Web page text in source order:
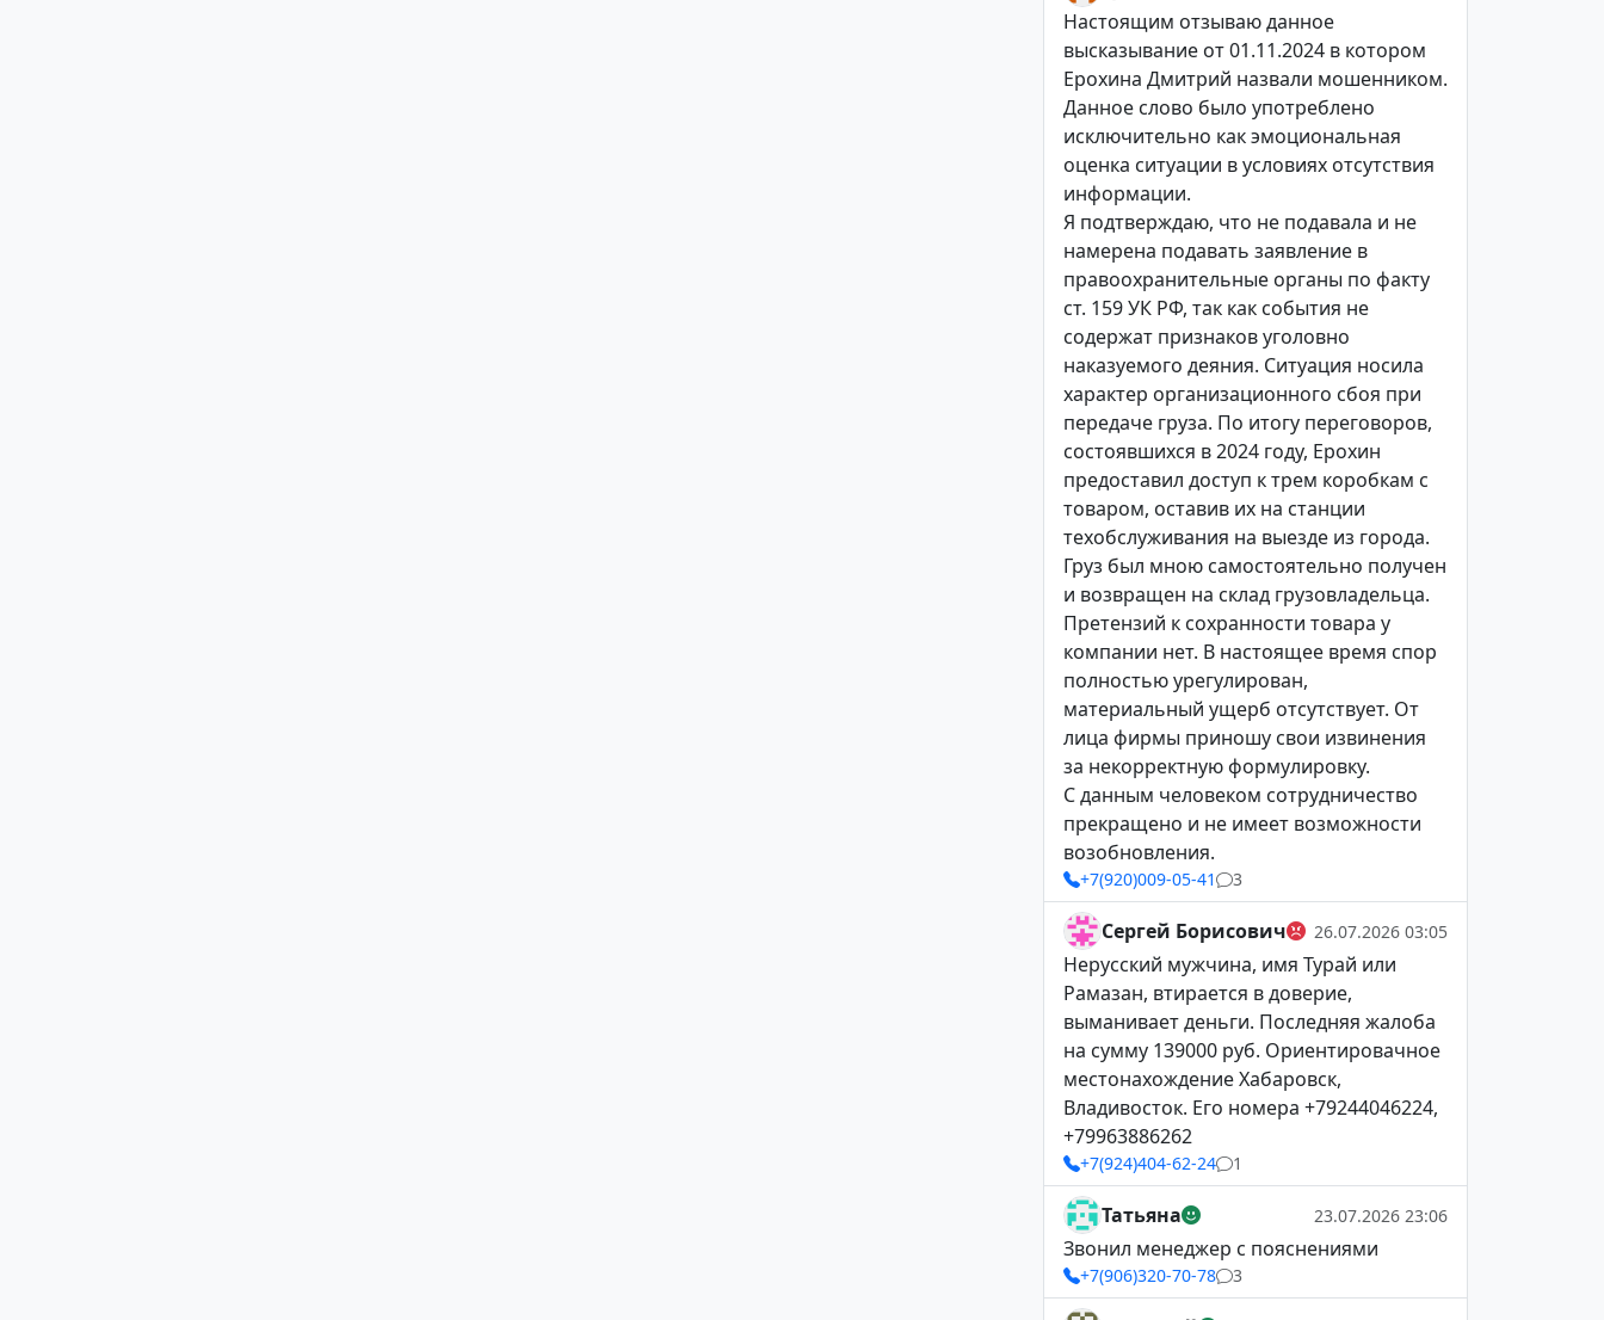
Настоящим отзываю данное
высказывание от 01.11.2024 в котором
Ерохина Дмитрий назвали мошенником.
Данное слово было употреблено
исключительно как эмоциональная
оценка ситуации в условиях отсутствия
информации.
Я подтверждаю, что не подавала и не
намерена подавать заявление в
правоохранительные органы по факту
ст. 159 УК РФ, так как события не
содержат признаков уголовно
наказуемого деяния. Ситуация носила
характер организационного сбоя при
передаче груза. По итогу переговоров,
состоявшихся в 2024 году, Ерохин
предоставил доступ к трем коробкам с
товаром, оставив их на станции
техобслуживания на выезде из города.
Груз был мною самостоятельно получен
и возвращен на склад грузовладельца.
Претензий к сохранности товара у
компании нет. В настоящее время спор
полностью урегулирован,
материальный ущерб отсутствует. От
лица фирмы приношу свои извинения
за некорректную формулировку.
С данным человеком сотрудничество
прекращено и не имеет возможности
возобновления.
+7(920)009-05-41 3
Сергей Борисович 26.07.2026 03:05
Нерусский мужчина, имя Турай или
Рамазан, втирается в доверие,
выманивает деньги. Последняя жалоба
на сумму 139000 руб. Ориентировачное
местонахождение Хабаровск,
Владивосток. Его номера +79244046224,
+79963886262
+7(924)404-62-24 1
Татьяна 23.07.2026 23:06
Звонил менеджер с пояснениями
+7(906)320-70-78 3